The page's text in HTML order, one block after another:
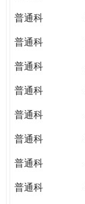
普通科
普通科
普通科
普通科
普通科
普通科
普通科
普通科